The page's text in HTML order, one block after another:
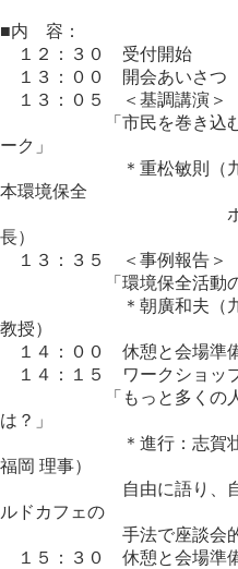
■内 容：
１２：３０ 受付開始
１３：００ 開会あいさつ
１３：０５ ＜基調講演＞
「市民を巻き込む環境
ーク」
＊重松敏則（九州大
本環境保全
ボランティア
長）
１３：３５ ＜事例報告＞
「環境保全活動のリ
＊朝廣和夫（九州大
教授）
１４：００ 休憩と会場準
１４：１５ ワークショッ
「もっと多くの人が
は？」
＊進行：志賀壮史（
福岡 理事）
自由に語り、自由に
ルドカフェの
手法で座談会的にワ
１５：３０ 休憩と会場準